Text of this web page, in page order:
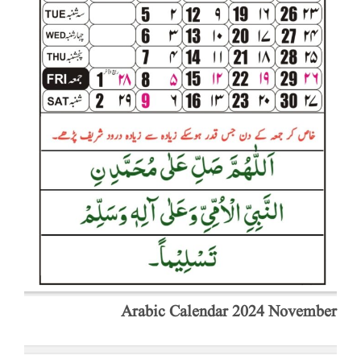
Arabic Calendar 2024 November